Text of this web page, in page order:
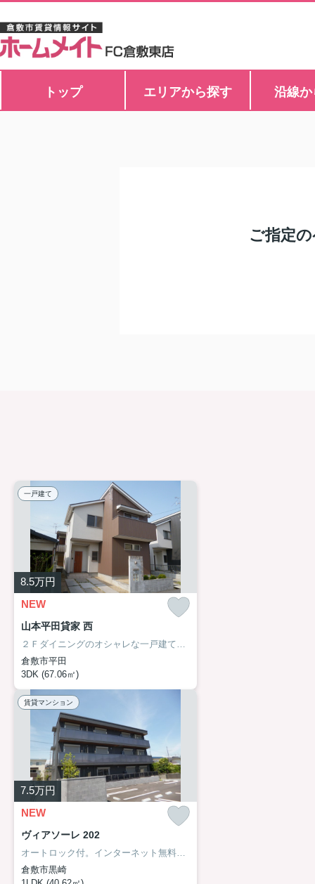
トップ エリアから探す 沿線
ご指定
一戸建て
8.5万円
NEW
山本平田貸家 西
２Ｆダイニングのオシャレな一戸建て。万寿小学校区。
倉敷市平田
3DK (67.06㎡)
賃貸マンション
7.5万円
NEW
ヴィアソーレ 202
オートロック付。インターネット無料（Wi-fi）。
倉敷市黒崎